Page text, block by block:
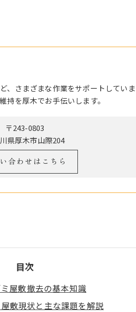
、さまざまな作業をサポートしてい
持を厚木でお手伝いします。
〒243-0803
県厚木市山際204
合わせはこちら
目次
屋敷撤去の基本知識
敷現状と主な課題を解説